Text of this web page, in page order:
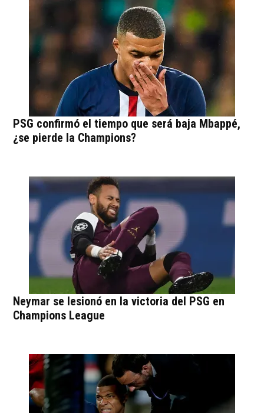
PSG confirmó el tiempo que será baja Mbappé,
¿se pierde la Champions?
Neymar se lesionó en la victoria del PSG en
Champions League